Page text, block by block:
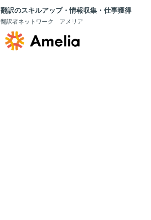
翻訳のスキルアップ・情報収集・仕事獲得
翻訳者ネットワーク アメリア